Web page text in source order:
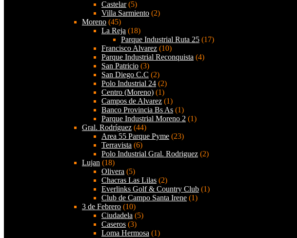
Castelar(5)
Villa Sarmiento (2)
Moreno (45)
La Reja (18)
Parque Industrial Ruta 25 (17)
Francisco Alvarez (10)
Parque Industrial Reconquista (4)
San Patricio (3)
San Diego C.C (2)
Polo Industrial 24 (2)
Centro (Moreno) (1)
Campos de Alvarez (1)
Banco Provincia Bs As (1)
Parque Industrial Moreno 2 (1)
Gral. Rodríguez (44)
Area 55 Parque Pyme (23)
Terravista (6)
Polo Industrial Gral. Rodriguez (2)
Lujan (18)
Olivera (5)
Chacras Las Lilas (2)
Everlinks Golf & Country Club (1)
Club de Campo Santa Irene (1)
3 de Febrero (10)
Ciudadela (5)
Caseros (3)
Loma Hermosa (1)